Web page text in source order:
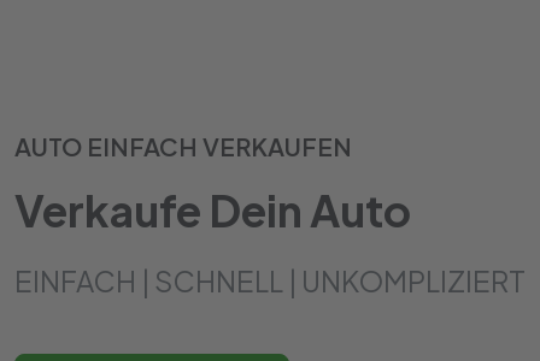
AUTO EINFACH VERKAUFEN
Verkaufe Dein Auto
EINFACH | SCHNELL | UNKOMPLIZIERT